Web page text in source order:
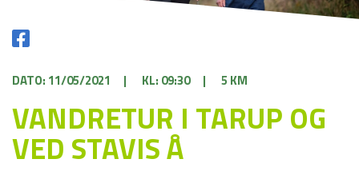
DATO: 11/05/2021 | KL: 09:30 | 5 KM
VANDRETUR I TARUP OG
VED STAVIS Å